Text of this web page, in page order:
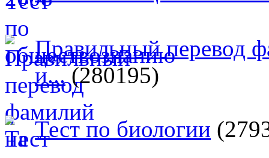
Правильный перевод
и...(280195)
Тест по биологии